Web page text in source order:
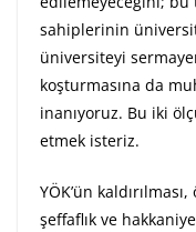
sahiplerinin
üniversiteyi
koşturmasına da
inanıyoruz. Bu iki
etmek isteriz.
YÖK’ün
şeffaflık ve